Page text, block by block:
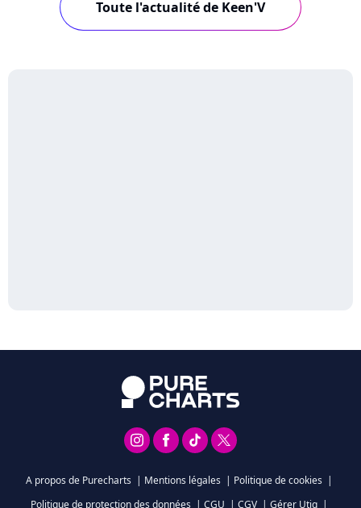
Toute l'actualité de Keen'V
A propos de Purecharts | Mentions légales | Politique de cookies |
Politique de protection des données | CGU | CGV | Gérer Utiq |